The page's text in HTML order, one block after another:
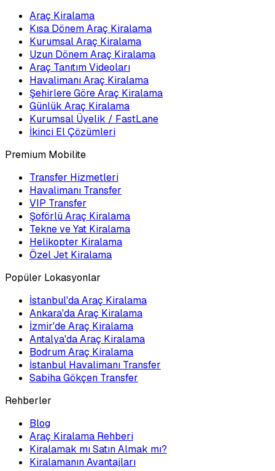
Araç Kiralama
Kısa Dönem Araç Kiralama
Kurumsal Araç Kiralama
Uzun Dönem Araç Kiralama
Araç Tanıtım Videoları
Havalimanı Araç Kiralama
Şehirlere Göre Araç Kiralama
Günlük Araç Kiralama
Kurumsal Üyelik / FastLane
İkinci El Çözümleri
Premium Mobilite
Transfer Hizmetleri
Havalimanı Transfer
VIP Transfer
Şoförlü Araç Kiralama
Tekne ve Yat Kiralama
Helikopter Kiralama
Özel Jet Kiralama
Popüler Lokasyonlar
İstanbul'da Araç Kiralama
Ankara'da Araç Kiralama
İzmir'de Araç Kiralama
Antalya'da Araç Kiralama
Bodrum Araç Kiralama
İstanbul Havalimanı Transfer
Sabiha Gökçen Transfer
Rehberler
Blog
Araç Kiralama Rehberi
Kiralamak mı Satın Almak mı?
Kiralamanın Avantajları